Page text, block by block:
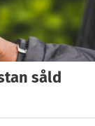
såld